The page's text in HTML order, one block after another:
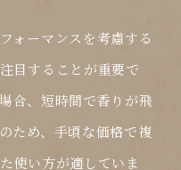
ォーマンスを考慮する
目することが重要で
合、短時間で香りが飛
ため、手頃な価格で複
使い方が適していま